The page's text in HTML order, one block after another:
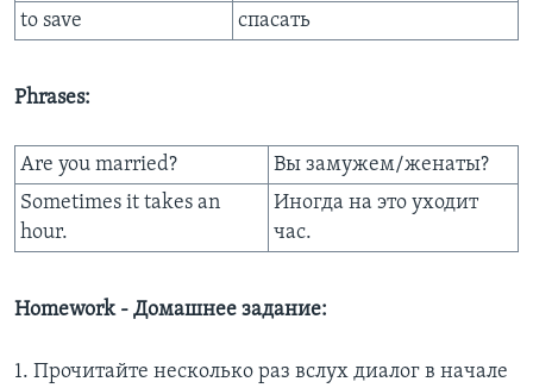
to save
спасать
Phrases:
Are you married?
Вы замужем/женаты?
Sometimes it takes an
hour.
Иногда на это уходит
час.
Homework - Домашнее задание:
1. Прочитайте несколько раз вслух диалог в начале